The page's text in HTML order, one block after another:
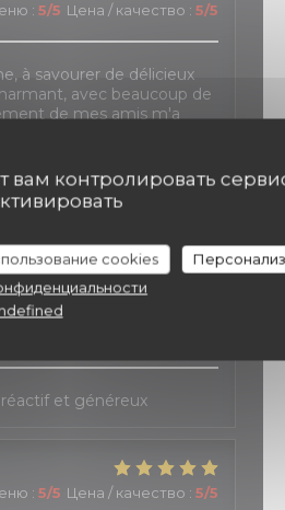
вам контролировать
cookies
: 5/5 Цена / качество : 5/5
à savourer de délicieux
avec beaucoup de
de mes amis m'a
à actualiser le site,
!
:5/5 Цена / качество:5/5
et généreux
: 5/5 Цена / качество : 5/5